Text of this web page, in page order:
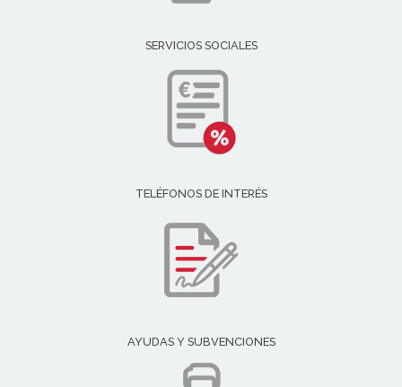
SERVICIOS SOCIALES
TELÉFONOS DE INTERÉS
AYUDAS Y SUBVENCIONES